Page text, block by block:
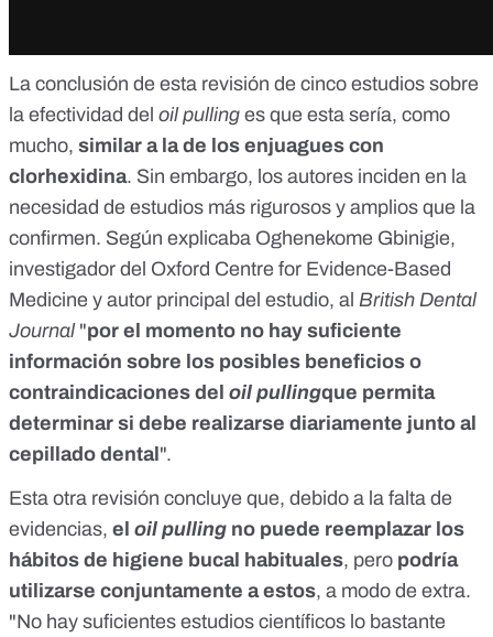
La conclusión de esta revisión de cinco estudios sobre
la efectividad del oil pulling es que esta sería, como
mucho, similar a la de los enjuagues con
clorhexidina. Sin embargo, los autores inciden en la
necesidad de estudios más rigurosos y amplios que la
confirmen. Según explicaba Oghenekome Gbinigie,
investigador del Oxford Centre for Evidence-Based
Medicine y autor principal del estudio, al British Dental
Journal"por el momento no hay suficiente
información sobre los posibles beneficios o
contraindicaciones del oil pullingque permita
determinar si debe realizarse diariamente junto al
cepillado dental".
Esta otra revisión concluye que, debido a la falta de
evidencias, el oil pulling no puede reemplazar los
hábitos de higiene bucal habituales, pero podría
utilizarse conjuntamente a estos, a modo de extra.
"No hay suficientes estudios científicos lo bastante